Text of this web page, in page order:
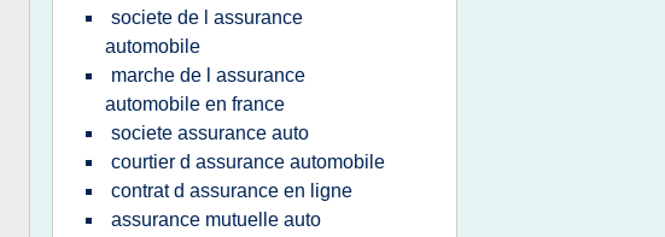
societe de l assurance
automobile
marche de l assurance
automobile en france
societe assurance auto
courtier d assurance automobile
contrat d assurance en ligne
assurance mutuelle auto